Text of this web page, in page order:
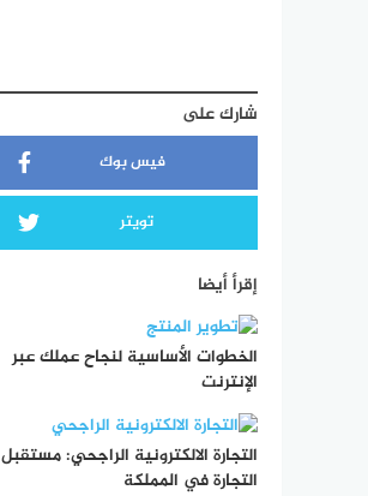
شارك على
فيس بوك
تويتر
إقرأ أيضا
الخطوات الأساسية لنجاح عملك عبر
الإنترنت
التجارة الالكترونية الراجحي: مستقبل
التجارة في المملكة